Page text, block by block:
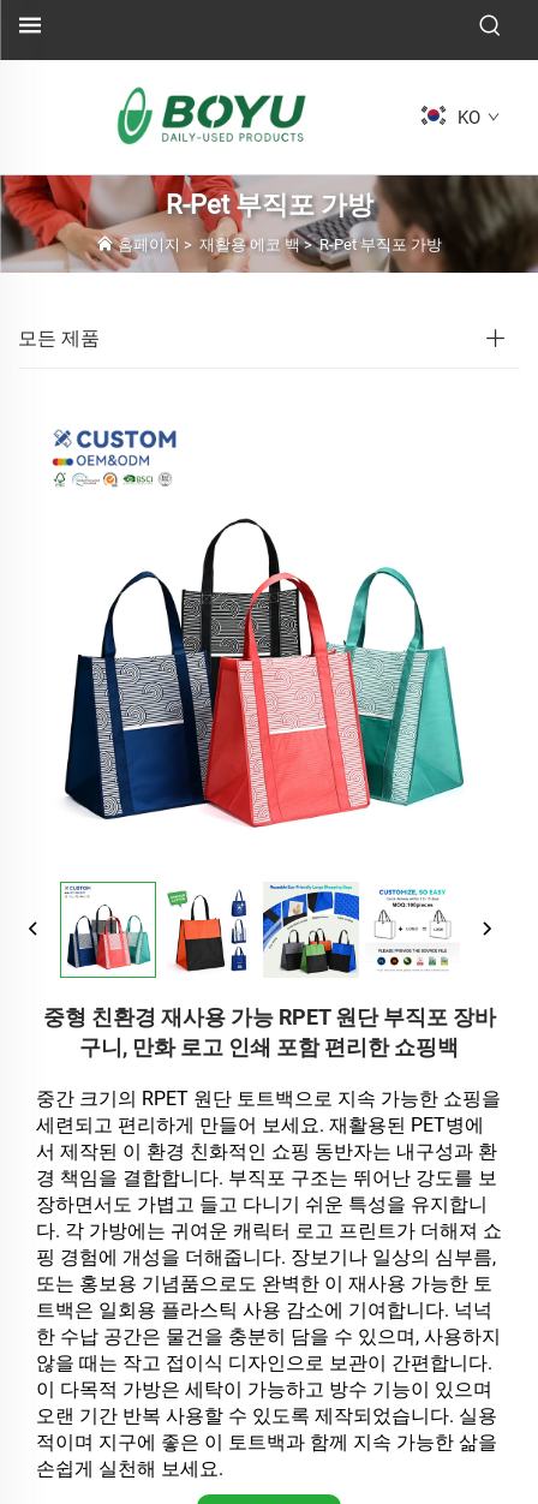
KO
R-Pet 부직포 가방
홈페이지 > 재활용 에코 백>R-Pet 부직포 가방
모든 제품
중형 친환경 재사용 가능 RPET 원단 부직포 장바
구니, 만화 로고 인쇄 포함 편리한 쇼핑백
중간 크기의 RPET 원단 토트백으로 지속 가능한 쇼핑을
세련되고 편리하게 만들어 보세요. 재활용된 PET병에
서 제작된 이 환경 친화적인 쇼핑 동반자는 내구성과 환
경 책임을 결합합니다. 부직포 구조는 뛰어난 강도를 보
장하면서도 가볍고 들고 다니기 쉬운 특성을 유지합니
다. 각 가방에는 귀여운 캐릭터 로고 프린트가 더해져 쇼
핑 경험에 개성을 더해줍니다. 장보기나 일상의 심부름,
또는 홍보용 기념품으로도 완벽한 이 재사용 가능한 토
트백은 일회용 플라스틱 사용 감소에 기여합니다. 넉넉
한 수납 공간은 물건을 충분히 담을 수 있으며, 사용하지
않을 때는 작고 접이식 디자인으로 보관이 간편합니다.
이 다목적 가방은 세탁이 가능하고 방수 기능이 있으며
오랜 기간 반복 사용할 수 있도록 제작되었습니다. 실용
적이며 지구에 좋은 이 토트백과 함께 지속 가능한 삶을
손쉽게 실천해 보세요.